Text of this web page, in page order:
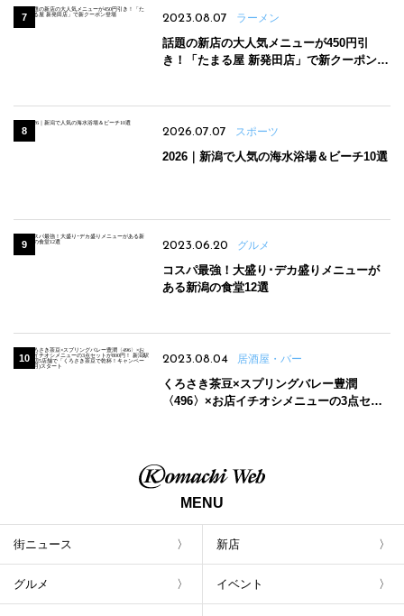
2023.08.07 ラーメン
話題の新店の大人気メニューが450円引
き！「たまる屋 新発田店」で新クーポン登
2026.07.07 スポーツ
2026｜新潟で人気の海水浴場＆ビーチ10選
2023.06.20 グルメ
コスパ最強！大盛り･デカ盛りメニューが
ある新潟の食堂12選
2023.08.04 居酒屋・バー
くろさき茶豆×スプリングバレー豊潤
〈496〉×お店イチオシメニューの3点セッ
MENU
街ニュース 新店
グルメ イベント